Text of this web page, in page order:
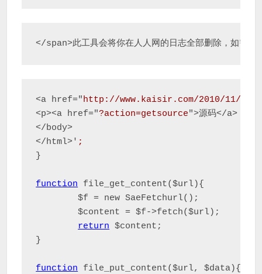
</span>此工具会将你在人人网的日志全部删除，如需备
<a href="http://www.kaisir.com/2010/11/
<p><a href="?action=getsource">源码</a> /
</body>
</html>' ;
}
function file_get_content($url){
	$f = new SaeFetchurl();
	$content = $f->fetch($url);
return $content;
}
function file_put_content($url, $data){